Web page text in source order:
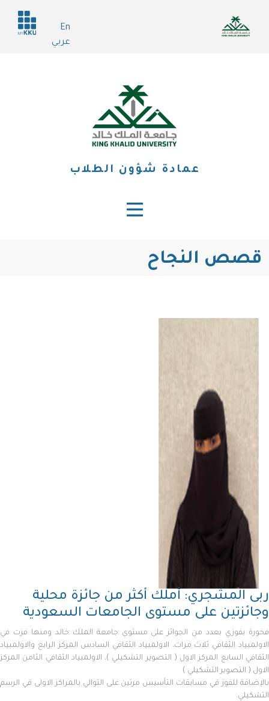
المحتوى
En
عربي
Header
services
عمادة شؤون الطلاب
قصص النجاح
ربى المشجري: أملك أكثر من جائزة محلية
وجائزتين على مستوى الجامعات السعودية
فخورة بفوزي بعدد من الجوائز على مستوى جامعة الملك خالد ومنها فزت في
الاولمبياد الثقافي ثلاث مرات، الاولمبياد الثقافي السادس المركز الرابع والاولمبياد
الثقافي السابع المركز الاول ( التصوير التشكيلي )، الاولمبياد الثقافي الثامن المركز
الاول ( التصوير التشكيلي )
بالإضافة للفوز في مسابقات التأسيس مرتين على التوالي بالمراكز الاولى في الرسم
التشكيلي.